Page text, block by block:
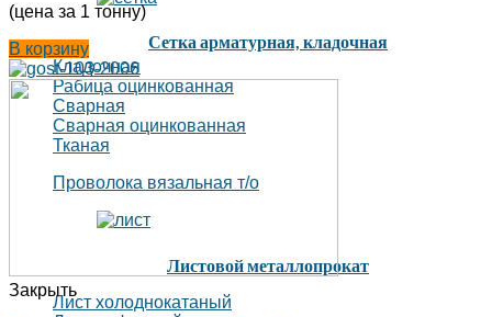
Сетка арматурная, кладочная
Кладочная
Рабица оцинкованная
Сварная
Сварная оцинкованная
Тканая
Проволока вязальная т/о
Листовой металлопрокат
Лист холоднокатаный
(цена за 1 тонну)
В корзину
Закрыть